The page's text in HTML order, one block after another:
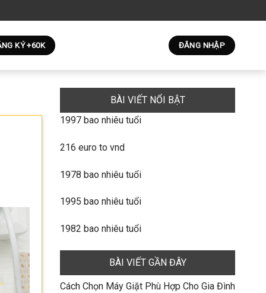
KÝ +60K ĐĂNG NHẬP
BÀI VIẾT NỔI BẬT
1997 bao nhiêu tuổi
216 euro to vnd
1978 bao nhiêu tuổi
1995 bao nhiêu tuổi
1982 bao nhiêu tuổi
BÀI VIẾT GẦN ĐÂY
Cách Chọn Máy Giặt Phù Hợp Cho Gia Đình